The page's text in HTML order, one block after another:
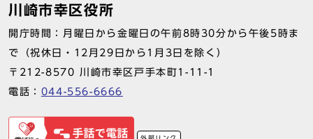
川崎市幸区役所
開庁時間：月曜日から金曜日の午前8時30分から午後5時ま
で（祝休日・12月29日から1月3日を除く）
〒212-8570 川崎市幸区戸手本町1-11-1
電話： 044-556-6666